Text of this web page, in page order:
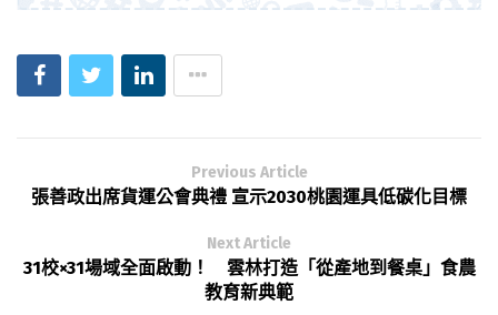
Previous Article
張善政出席貨運公會典禮 宣示2030桃園運具低碳化目標
Next Article
31校×31場域全面啟動！ 雲林打造「從產地到餐桌」食農
教育新典範